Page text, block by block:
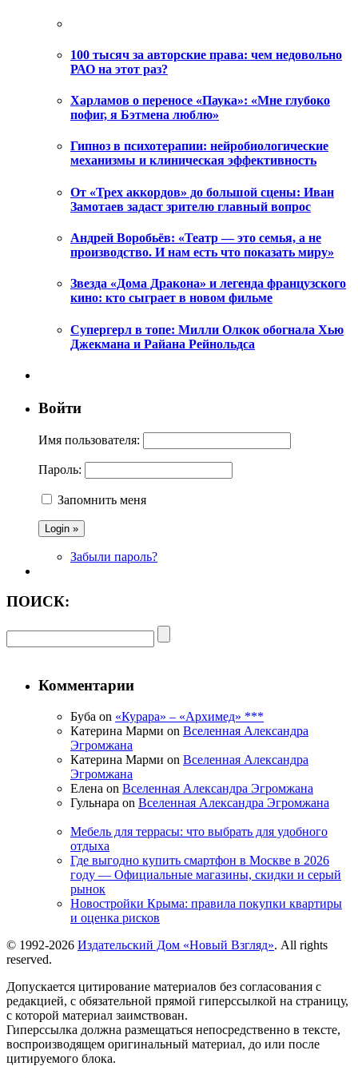
100 тысяч за авторские права: чем недовольно
РАО на этот раз?
Харламов о переносе «Паука»: «Мне глубоко
пофиг, я Бэтмена люблю»
Гипноз в психотерапии: нейробиологические
механизмы и клиническая эффективность
От «Трех аккордов» до большой сцены: Иван
Замотаев задаст зрителю главный вопрос
Андрей Воробьёв: «Театр — это семья, а не
производство. И нам есть что показать миру»
Звезда «Дома Дракона» и легенда французского
кино: кто сыграет в новом фильме
Супергерл в топе: Милли Олкок обогнала Хью
Джекмана и Райана Рейнольдса
Войти
Имя пользователя:
Пароль:
Запомнить меня
Забыли пароль?
ПОИСК:
Комментарии
Буба on «Курара» – «Архимед» ***
Катерина Марми on Вселенная Александра
Эгромжана
Катерина Марми on Вселенная Александра
Эгромжана
Елена on Вселенная Александра Эгромжана
Гульнара on Вселенная Александра Эгромжана
Мебель для террасы: что выбрать для удобного
отдыха
Где выгодно купить смартфон в Москве в 2026
году — Официальные магазины, скидки и серый
рынок
Новостройки Крыма: правила покупки квартиры
и оценка рисков
© 1992-2026 Издательский Дом «Новый Взгляд». All rights
reserved.
Допускается цитирование материалов без согласования с
редакцией, с обязательной прямой гиперссылкой на страницу,
с которой материал заимствован.
Гиперссылка должна размещаться непосредственно в тексте,
воспроизводящем оригинальный материал, до или после
цитируемого блока.